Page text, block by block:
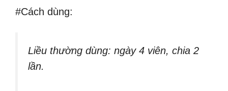
#Cách dùng:
Liều thường dùng: ngày 4 viên, chia 2
lần.